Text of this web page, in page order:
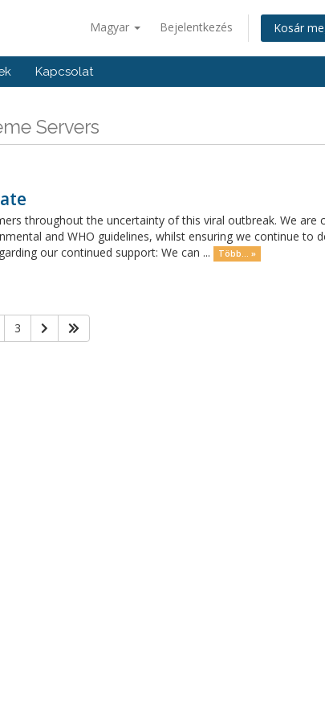
Magyar Bejelentkezés Kosár
Kapcsolat
Servers
throughout the uncertainty of this viral outbreak. We are
and WHO guidelines, whilst ensuring we continue to
our continued support: We can ...
Több... »
3